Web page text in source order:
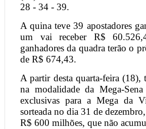
28 - 34 - 39.
A quina teve 39 apostadores
um vai receber R$
ganhadores da quadra terão o
de R$ 674,43.
A partir desta quarta-feira (18),
na modalidade da Mega-
exclusivas para a Mega da
sorteada no dia 31 de
R$ 600 milhões, que não